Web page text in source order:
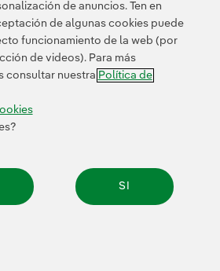
informe de gestión,
auditoría
[PDF]
2019 [PDF]
sostenibilidad 2019 [PDF]
de anuncios. Ten en
de algunas cookies puede
funcionamiento de la web (por
de videos). Para más
consultar nuestra Política de
SI